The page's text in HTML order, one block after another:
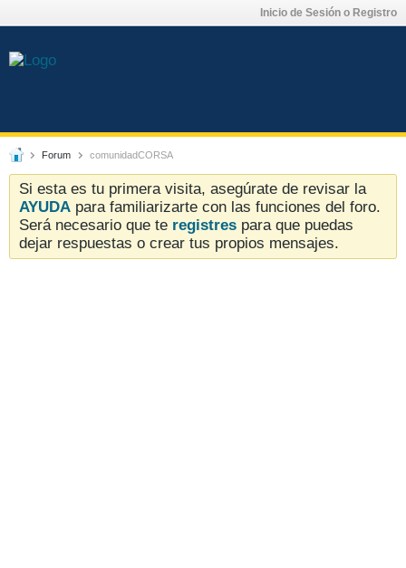
Inicio de Sesión o Registro
Forum comunidadCORSA
Si esta es tu primera visita, asegúrate de revisar la
AYUDA para familiarizarte con las funciones del foro.
Será necesario que te registres para que puedas
dejar respuestas o crear tus propios mensajes.